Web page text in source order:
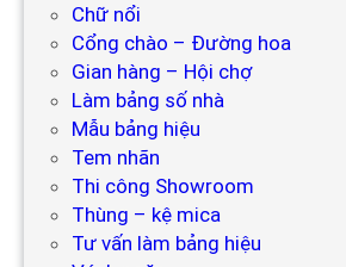
Chữ nổi
Cổng chào – Đường hoa
Gian hàng – Hội chợ
Làm bảng số nhà
Mẫu bảng hiệu
Tem nhãn
Thi công Showroom
Thùng – kệ mica
Tư vấn làm bảng hiệu